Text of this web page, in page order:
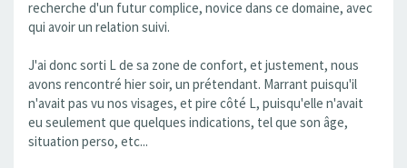
recherche d'un futur complice, novice dans ce domaine, avec
qui avoir un relation suivi.
J'ai donc sorti L de sa zone de confort, et justement, nous
avons rencontré hier soir, un prétendant. Marrant puisqu'il
n'avait pas vu nos visages, et pire côté L, puisqu'elle n'avait
eu seulement que quelques indications, tel que son âge,
situation perso, etc...